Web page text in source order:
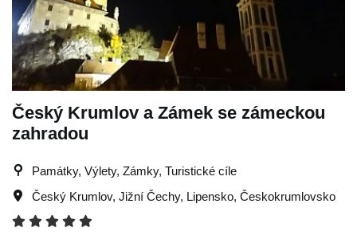
Český Krumlov a Zámek se zámeckou
zahradou
Památky, Výlety, Zámky, Turistické cíle
Český Krumlov, Jižní Čechy, Lipensko, Českokrumlovsko